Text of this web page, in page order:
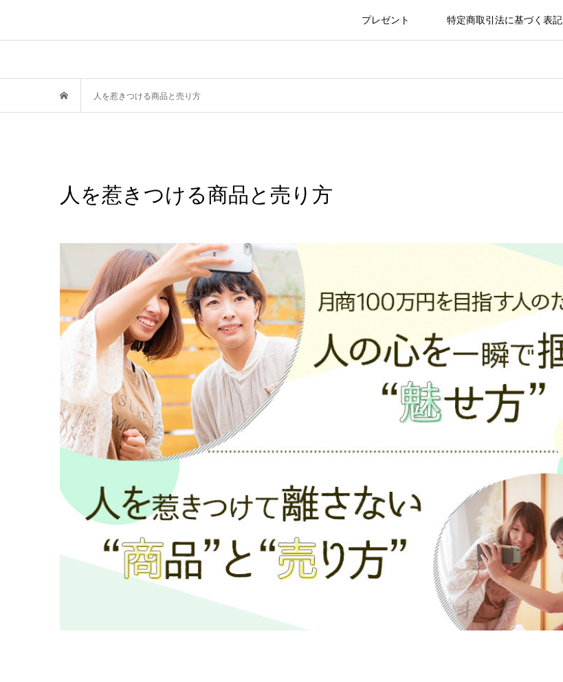
プレゼント 特定商取引法に基づく表記
人を惹きつける商品と売り方
人を惹きつける商品と売り方